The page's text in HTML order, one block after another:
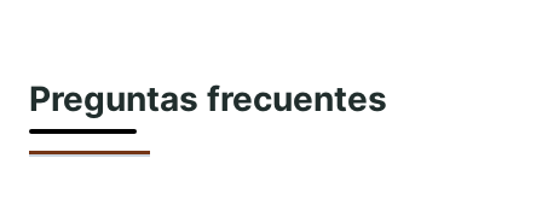
Preguntas frecuentes